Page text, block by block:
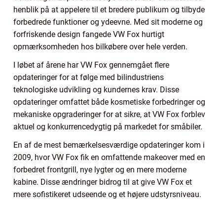
henblik på at appelere til et bredere publikum og tilbyde
forbedrede funktioner og ydeevne. Med sit moderne og
forfriskende design fangede VW Fox hurtigt
opmærksomheden hos bilkøbere over hele verden.
I løbet af årene har VW Fox gennemgået flere
opdateringer for at følge med bilindustriens
teknologiske udvikling og kundernes krav. Disse
opdateringer omfattet både kosmetiske forbedringer og
mekaniske opgraderinger for at sikre, at VW Fox forblev
aktuel og konkurrencedygtig på markedet for småbiler.
En af de mest bemærkelsesværdige opdateringer kom i
2009, hvor VW Fox fik en omfattende makeover med en
forbedret frontgrill, nye lygter og en mere moderne
kabine. Disse ændringer bidrog til at give VW Fox et
mere sofistikeret udseende og et højere udstyrsniveau.